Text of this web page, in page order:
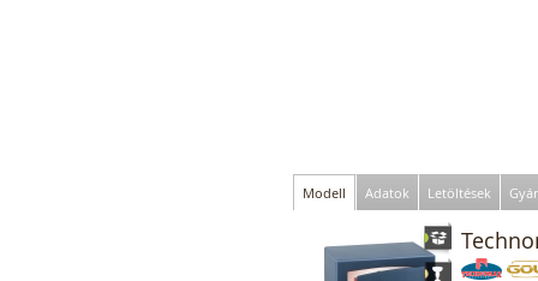
Modell Adatok Letöltések